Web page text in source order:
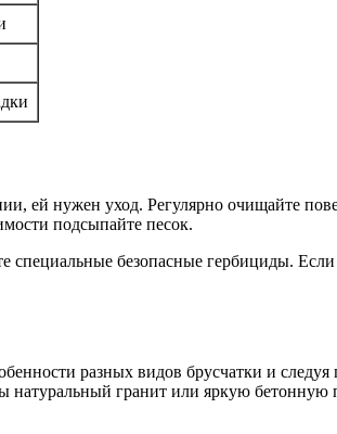
ей нужен уход. Регулярно очищайте
подсыпайте песок.
безопасные гербициды. Если
разных видов брусчатки и
натуральный гранит или яркую